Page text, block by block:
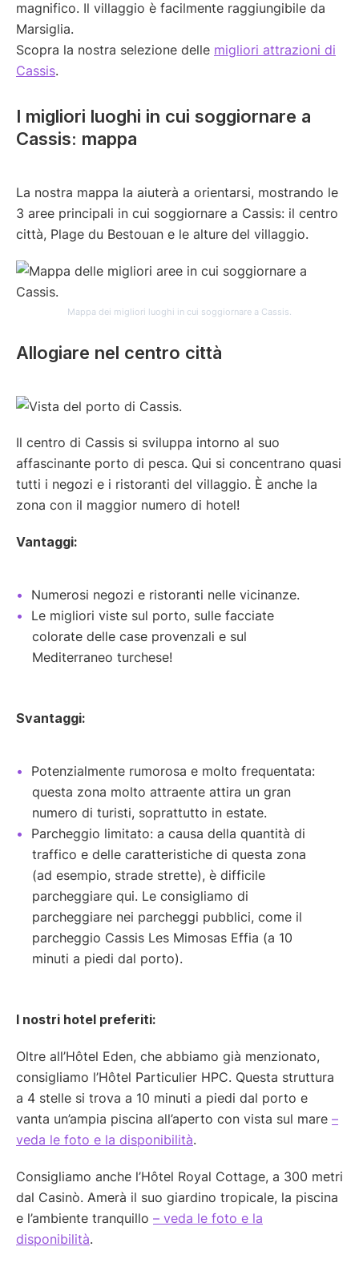
magnifico. Il villaggio è facilmente raggiungibile da
Marsiglia.
Scopra la nostra selezione delle migliori attrazioni di
Cassis.
I migliori luoghi in cui soggiornare a
Cassis: mappa
La nostra mappa la aiuterà a orientarsi, mostrando le
3 aree principali in cui soggiornare a Cassis: il centro
città, Plage du Bestouan e le alture del villaggio.
Mappa dei migliori luoghi in cui soggiornare a Cassis.
Allogiare nel centro città
Il centro di Cassis si sviluppa intorno al suo
affascinante porto di pesca. Qui si concentrano quasi
tutti i negozi e i ristoranti del villaggio. È anche la
zona con il maggior numero di hotel!
Vantaggi:
Numerosi negozi e ristoranti nelle vicinanze.
Le migliori viste sul porto, sulle facciate
colorate delle case provenzali e sul
Mediterraneo turchese!
Svantaggi:
Potenzialmente rumorosa e molto frequentata:
questa zona molto attraente attira un gran
numero di turisti, soprattutto in estate.
Parcheggio limitato: a causa della quantità di
traffico e delle caratteristiche di questa zona
(ad esempio, strade strette), è difficile
parcheggiare qui. Le consigliamo di
parcheggiare nei parcheggi pubblici, come il
parcheggio Cassis Les Mimosas Effia (a 10
minuti a piedi dal porto).
I nostri hotel preferiti:
Oltre all’Hôtel Eden, che abbiamo già menzionato,
consigliamo l’Hôtel Particulier HPC. Questa struttura
a 4 stelle si trova a 10 minuti a piedi dal porto e
vanta un’ampia piscina all’aperto con vista sul mare –
veda le foto e la disponibilità.
Consigliamo anche l’Hôtel Royal Cottage, a 300 metri
dal Casinò. Amerà il suo giardino tropicale, la piscina
e l’ambiente tranquillo – veda le foto e la
disponibilità.